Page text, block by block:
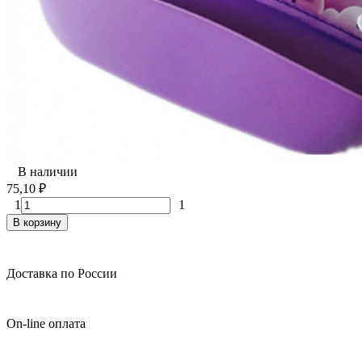
В наличии
75,10 ₽
1
1
В корзину
Доставка по России
On-line оплата